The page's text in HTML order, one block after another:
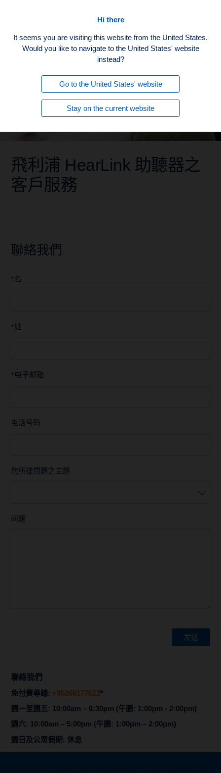
Hi there
It seems you are visiting this website from the United States.
Would you like to navigate to the United States' website
instead?
Go to the United States' website
Stay on the current website
飛利浦 HearLink 助聽器之
客戶服務
聯絡我們
名
*
姓
*
电子邮箱
*
电话号码
您所提問題之主題
问题
聯絡我們
免付費專線: +85260177622*
週一至週五: 10:00am – 6:30pm (午膳: 1:00pm - 2:00pm)
週六: 10:00am – 5:00pm (午膳: 1:00pm – 2:00pm)
週日及公眾假期: 休息